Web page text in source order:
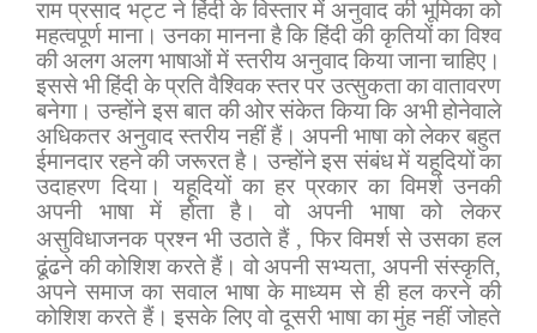
राम प्रसाद भट्ट ने हिंदी के विस्तार में अनुवाद की भूमिका को
महत्वपूर्ण माना। उनका मानना है कि हिंदी की कृतियों का विश्व
की अलग अलग भाषाओं में स्तरीय अनुवाद किया जाना चाहिए।
इससे भी हिंदी के प्रति वैश्विक स्तर पर उत्सुकता का वातावरण
बनेगा। उन्होंने इस बात की ओर संकेत किया कि अभी होनेवाले
अधिकतर अनुवाद स्तरीय नहीं हैं। अपनी भाषा को लेकर बहुत
ईमानदार रहने की जरूरत है। उन्होंने इस संबंध में यहूदियों का
उदाहरण दिया। यहूदियों का हर प्रकार का विमर्श उनकी
अपनी भाषा में होता है। वो अपनी भाषा को लेकर
असुविधाजनक प्रश्न भी उठाते हैं , फिर विमर्श से उसका हल
ढूंढने की कोशिश करते हैं। वो अपनी सभ्यता,अपनी संस्कृति,
अपने समाज का सवाल भाषा के माध्यम से ही हल करने की
कोशिश करते हैं। इसके लिए वो दूसरी भाषा का मुंह नहीं जोहते